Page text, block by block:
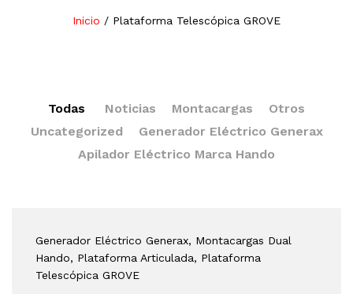
Inicio / Plataforma Telescópica GROVE
Todas Noticias Montacargas
Otros
Uncategorized
Generador Eléctrico Generax
Apilador Eléctrico Marca Hando
Generador Eléctrico Generax, Montacargas Dual
Hando, Plataforma Articulada, Plataforma
Telescópica GROVE